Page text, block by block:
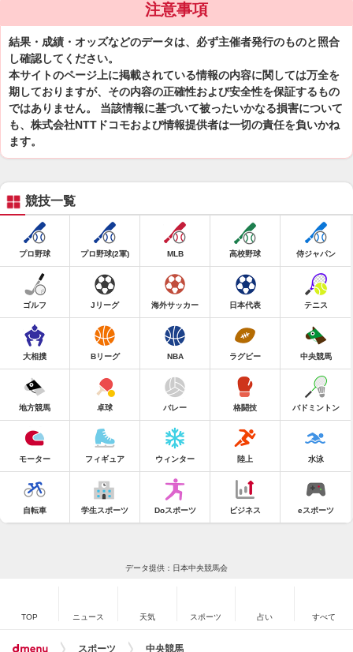
注意事項
結果・成績・オッズなどのデータは、必ず主催者発行のものと照合
し確認してください。
本サイトのページ上に掲載されている情報の内容に関しては万全を
期しておりますが、その内容の正確性および安全性を保証するもの
ではありません。 当該情報に基づいて被ったいかなる損害について
も、株式会社NTTドコモおよび情報提供者は一切の責任を負いかね
ます。
競技一覧
プロ野球 プロ野球(2軍) MLB 高校野球 侍ジャパン
ゴルフ Jリーグ 海外サッカー 日本代表 テニス
大相撲 Bリーグ NBA ラグビー 中央競馬
地方競馬 卓球 バレー 格闘技 バドミントン
モーター フィギュア ウィンター 陸上 水泳
自転車 学生スポーツ Doスポーツ ビジネス eスポーツ
データ提供：日本中央競馬会
TOP ニュース 天気 スポーツ 占い すべて
スポーツ 中央競馬